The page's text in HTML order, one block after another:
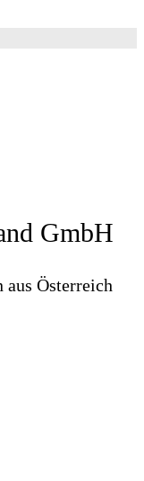
GmbH
Österreich